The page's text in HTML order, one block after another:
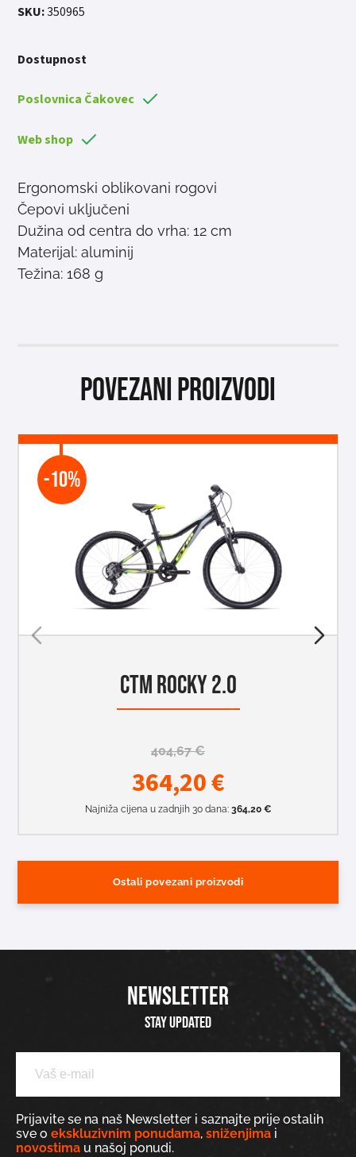
SKU:350965
Dostupnost
Poslovnica Čakovec
Web shop
Ergonomski oblikovani rogovi
Čepovi uključeni
Dužina od centra do vrha: 12 cm
Materijal: aluminij
Težina: 168 g
Povezani proizvodi
-10%
CTM ROCKY 2.0
404,67€
364,20€
Najniža cijena u zadnjih 30 dana: 364,20 €
Ostali povezani proizvodi
NEWSLETTER
Stay updated
Prijavite se na naš Newsletter i saznajte prije ostalih
sve o ekskluzivnim ponudama, sniženjima i
novostima u našoj ponudi.